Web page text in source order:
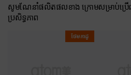
សូមណែនាំផលិតផលខាង ក្រោមសម្រាប់ប្រើជ
ប្រសិទ្ធភាព
ថែមកាដូ